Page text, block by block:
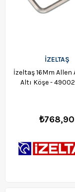
İZELTAŞ
İzeltaş 16Mm
Altı Köşe -
₺768,90